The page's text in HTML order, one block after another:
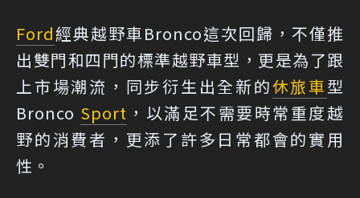
Ford經典越野車Bronco這次回歸，不僅推
出雙門和四門的標準越野車型，更是為了跟
上市場潮流，同步衍生出全新的休旅車型
Bronco Sport ，以滿足不需要時常重度越
野的消費者，更添了許多日常都會的實用
性。